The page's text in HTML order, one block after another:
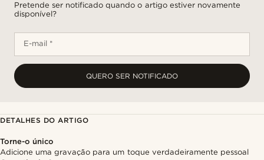
Pretende ser notificado quando o artigo estiver novamente
disponível?
E-mail *
QUERO SER NOTIFICADO
DETALHES DO ARTIGO
Torne-o único
Adicione uma gravação para um toque verdadeiramente pessoal